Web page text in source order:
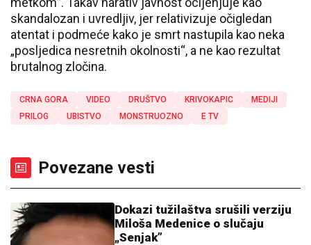
skandalozan i uvredljiv, jer relativizuje očigledan
atentat i podmeće kako je smrt nastupila kao neka
„posljedica nesretnih okolnosti“, a ne kao rezultat
brutalnog zločina.
CRNA GORA VIDEO DRUŠTVO KRIVOKAPIC
MEDIJI
PRILOG
UBISTVO MONSTRUOZNO E TV
Povezane vesti
Dokazi tužilaštva srušili verziju
Miloša Medenice o slučaju
„Senjak”